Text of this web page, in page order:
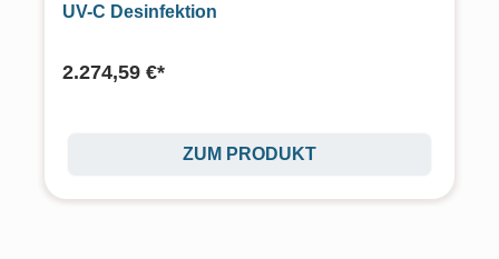
UV-C Desinfektion
2.274,59 €*
ZUM PRODUKT